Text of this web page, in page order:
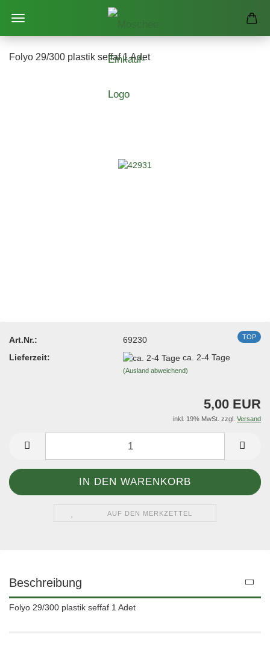
Folyo 29/300 plastik seffaf 1 Adet
TOP
Art.Nr.:
69230
Lieferzeit:
ca. 2-4 Tage
(Ausland abweichend)
5,00 EUR
inkl. 19% MwSt. zzgl. Versand
AUF DEN MERKZETTEL
Beschreibung
Folyo 29/300 plastik seffaf 1 Adet